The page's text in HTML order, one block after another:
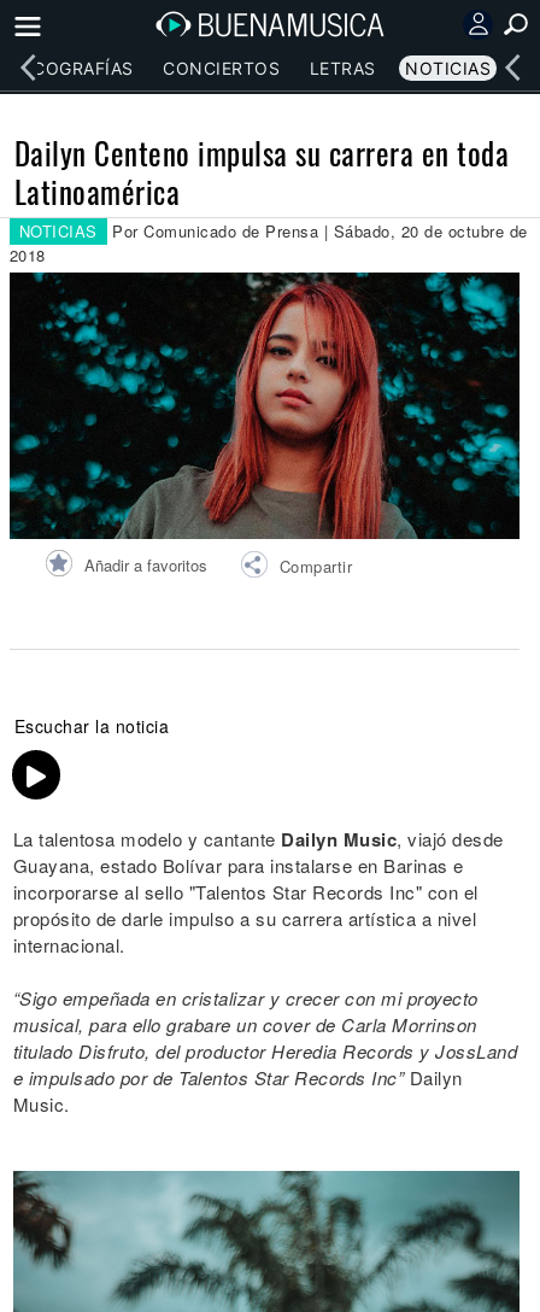
DISCOGRAFÍAS CONCIERTOS LETRAS NOTICIAS
Dailyn Centeno impulsa su carrera en toda
Latinoamérica
NOTICIAS
Por Comunicado de Prensa | Sábado, 20 de octubre de
2018
Añadir a favoritos Compartir
Escuchar la noticia
La talentosa modelo y cantante Dailyn Music, viajó desde
Guayana, estado Bolívar para instalarse en Barinas e
incorporarse al sello "Talentos Star Records Inc" con el
propósito de darle impulso a su carrera artística a nivel
internacional.
“Sigo empeñada en cristalizar y crecer con mi proyecto
musical, para ello grabare un cover de Carla Morrinson
titulado Disfruto, del productor Heredia Records y JossLand
e impulsado por de Talentos Star Records Inc”Dailyn
Music.